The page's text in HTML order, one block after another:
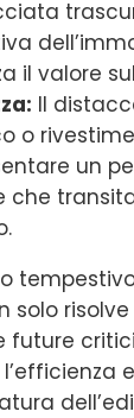
il valore
Il
o
un
che
solo
future
l’efficienza